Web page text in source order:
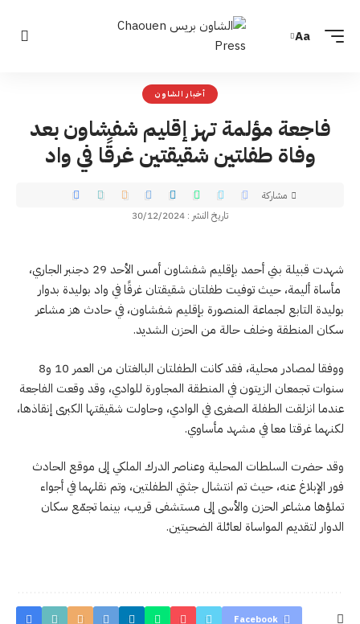
Aa
أخبار الشاون
فاجعة مؤلمة تهز إقليم شفشاون بعد
وفاة طفلتين شقيقتين غرقًا في واد
تاريخ النشر : 30/12/2024
مشاركة
شهدت قبيلة بني أحمد بإقليم شفشاون أمس الأحد 29 دجنبر الجاري،
مأساة أليمة، حيث توفيت طفلتان شقيقتان غرقًا في واد بوليدة بدوار
بوليدة التابع لجماعة المنصورة بإقليم شفشاون، في حادث هز مشاعر
سكان المنطقة وخلف حالة من الحزن الشديد.
ووفقا لمصادر محلية، فقد كانت الطفلتان البالغتان من العمر 10 و8
سنوات تجمعان الزيتون في المنطقة المجاورة للوادي، وقد وقعت الفاجعة
عندما انزلقت الطفلة الصغرى في الوادي، وحاولت شقيقتها الكبرى إنقاذها،
لكنهما غرقتا معا في مشهد مأساوي.
وقد حضرت السلطات المحلية وعناصر الدرك الملكي إلى موقع الحادث
فور الإبلاغ عنه، حيث تم انتشال جثتي الطفلتين، وتم نقلهما في أجواء
تملؤها مشاعر الحزن والأسى إلى مستشفى قريب، بينما تجمّع سكان
الدوار لتقديم المواساة لعائلة الضحيتين.
Facebook